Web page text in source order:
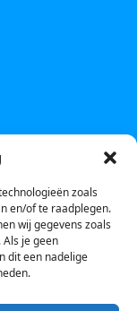
zoals
en/of te raadplegen.
wij gegevens zoals
je geen
dit een nadelige